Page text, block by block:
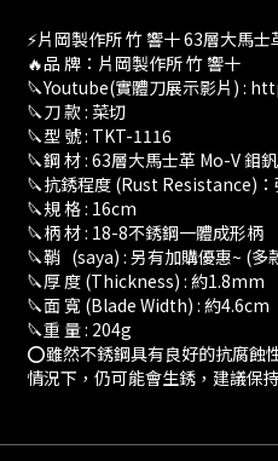
⚡️片岡製作所 竹 響十 63層大馬
🔥品 牌：片岡製作所 竹 響十
🔪Youtube(實體刀展示影片) :
🔪刀 款 : 菜切
🔪型 號 : TKT-1116
🔪鋼 材 : 63層大馬士革 Mo-V 鉬
🔪抗銹程度 (Rust Resistance)
🔪規 格 : 16cm
🔪柄 材 : 18-8不銹鋼一體成形柄
🔪鞘 (saya) : 另有加購優惠~ (多
🔪厚 度 (Thickness) : 約1.8mm
🔪面 寬 (Blade Width) : 約4.6cm
🔪重 量 : 204g
⭕️雖然不銹鋼具有良好的抗腐蝕
情況下，仍可能會生銹，建議保